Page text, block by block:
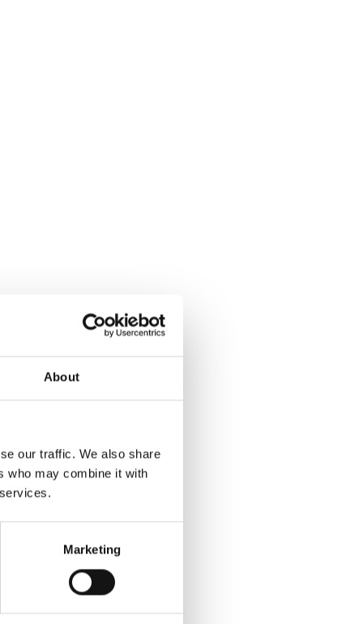
About
our traffic. We also share
who may combine it with
Marketing